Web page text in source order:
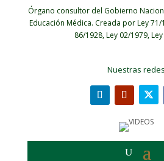
Órgano consultor del Gobierno
Educación Médica. Creada por Ley
86/1928, Ley 02/1979,
Nuestras redes